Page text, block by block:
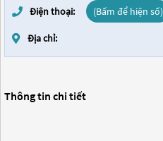
Điện thoại: (Bấm để hiện số)
Địa chỉ:
Thông tin chi tiết